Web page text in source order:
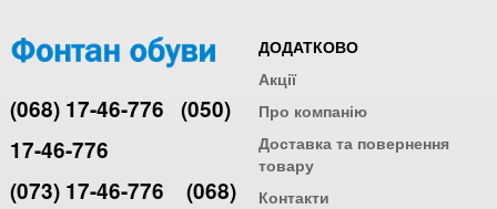
(068) 17-46-776 (050)
17-46-776
(073) 17-46-776
(068)
ДОДАТКОВО
Акції
Про компанію
Доставка та повернення
товару
Контакти